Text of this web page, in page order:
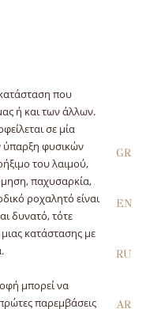
GR
EN
RU
AR
που
ή και των άλλων.
σε μία
ύπαρξη φυσικών
του λαιμού,
παχυσαρκία,
ροχαλητό είναι
δυνατό, τότε
κατάστασης με
μπορεί να
παρεμβάσεις